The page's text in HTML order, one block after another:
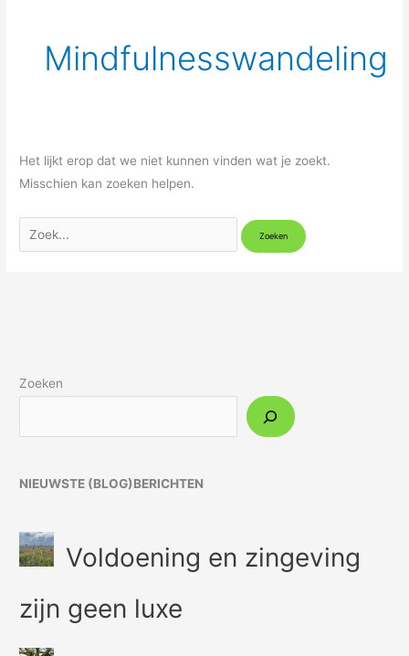
Mindfulnesswandeling
Het lijkt erop dat we niet kunnen vinden wat je zoekt.
Misschien kan zoeken helpen.
Zoeken
NIEUWSTE (BLOG)BERICHTEN
Voldoening en zingeving
zijn geen luxe